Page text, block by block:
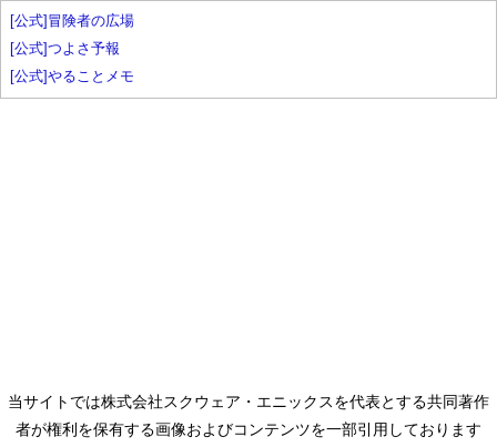
[公式]冒険者の広場
[公式]つよさ予報
[公式]やることメモ
当サイトでは株式会社スクウェア・エニックスを代表とする共同著作
者が権利を保有する画像およびコンテンツを一部引用しております